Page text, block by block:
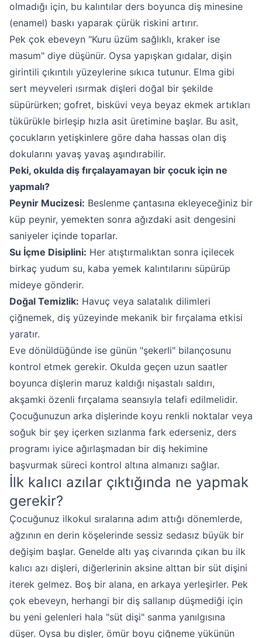
olmadığı için, bu kalıntılar ders boyunca diş minesine
(enamel) baskı yaparak çürük riskini artırır.
Pek çok ebeveyn "Kuru üzüm sağlıklı, kraker ise
masum" diye düşünür. Oysa yapışkan gıdalar, dişin
girintili çıkıntılı yüzeylerine sıkıca tutunur. Elma gibi
sert meyveleri ısırmak dişleri doğal bir şekilde
süpürürken; gofret, bisküvi veya beyaz ekmek artıkları
tükürükle birleşip hızla asit üretimine başlar. Bu asit,
çocukların yetişkinlere göre daha hassas olan diş
dokularını yavaş yavaş aşındırabilir.
Peki, okulda diş fırçalayamayan bir çocuk için ne
yapmalı?
Peynir Mucizesi: Beslenme çantasına ekleyeceğiniz bir
küp peynir, yemekten sonra ağızdaki asit dengesini
saniyeler içinde toparlar.
Su İçme Disiplini: Her atıştırmalıktan sonra içilecek
birkaç yudum su, kaba yemek kalıntılarını süpürüp
mideye gönderir.
Doğal Temizlik: Havuç veya salatalık dilimleri
çiğnemek, diş yüzeyinde mekanik bir fırçalama etkisi
yaratır.
Eve dönüldüğünde ise günün "şekerli" bilançosunu
kontrol etmek gerekir. Okulda geçen uzun saatler
boyunca dişlerin maruz kaldığı nişastalı saldırı,
akşamki özenli fırçalama seansıyla telafi edilmelidir.
Çocuğunuzun arka dişlerinde koyu renkli noktalar veya
soğuk bir şey içerken sızlanma fark ederseniz, ders
programı iyice ağırlaşmadan bir diş hekimine
başvurmak süreci kontrol altına almanızı sağlar.
İlk kalıcı azılar çıktığında ne yapmak
gerekir?
Çocuğunuz ilkokul sıralarına adım attığı dönemlerde,
ağzının en derin köşelerinde sessiz sedasız büyük bir
değişim başlar. Genelde altı yaş civarında çıkan bu ilk
kalıcı azı dişleri, diğerlerinin aksine alttan bir süt dişini
iterek gelmez. Boş bir alana, en arkaya yerleşirler. Pek
çok ebeveyn, herhangi bir diş sallanıp düşmediği için
bu yeni gelenleri hala "süt dişi" sanma yanılgısına
düşer. Oysa bu dişler, ömür boyu çiğneme yükünün